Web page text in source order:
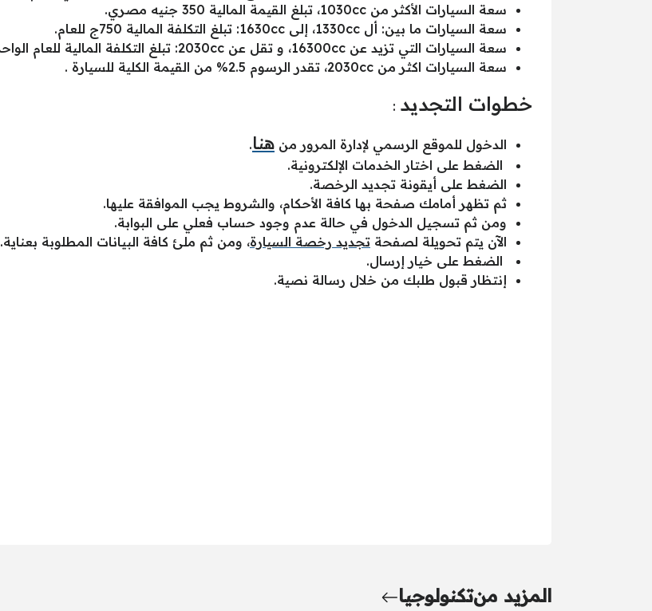
سعة السيارات الأكثر من 1030cc، تبلغ القيمة المالية 350 جنيه مصري.
سعة السيارات ما بين: أل 1330cc، إلى 1630cc: تبلغ التكلفة المالية 750ج للعام.
سعة السيارات التي تزيد عن 16300cc، و تقل عن 2030cc: تبلغ التكلفة المالية للعام الواحد 3000ج.
سعة السيارات اكثر من 2030cc، تقدر الرسوم 2.5% من القيمة الكلية للسيارة .
خطوات التجديد :
الدخول للموقع الرسمي لإدارة المرور من هنا.
الضغط على اختار الخدمات الإلكترونية.
الضغط على أيقونة تجديد الرخصة.
ثم تظهر أمامك صفحة بها كافة الأحكام، والشروط يجب الموافقة عليها.
ومن ثم تسجيل الدخول في حالة عدم وجود حساب فعلي على البوابة.
الآن يتم تحويلة لصفحة تجديد رخصة السيارة، ومن ثم ملئ كافة البيانات المطلوبة بعناية.
الضغط على خيار إرسال.
إنتظار قبول طلبك من خلال رسالة نصية.
المزيد منتكنولوجيا